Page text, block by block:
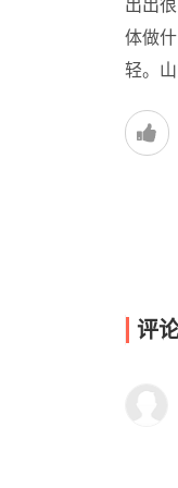
出出
体做
轻。
评